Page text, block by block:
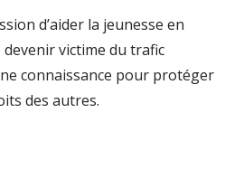
d’aider la jeunesse en
victime du trafic
connaissance pour protéger
des autres.